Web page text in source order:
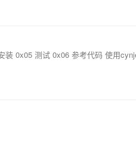
装 0x05 测试 0x06 参考代码 使用